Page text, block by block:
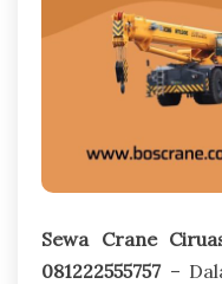
Sewa Crane
081222555757–